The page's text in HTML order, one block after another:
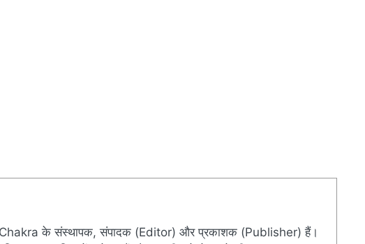
Chakra के संस्थापक, संपादक (Editor) और प्रकाशक (Publisher) हैं।